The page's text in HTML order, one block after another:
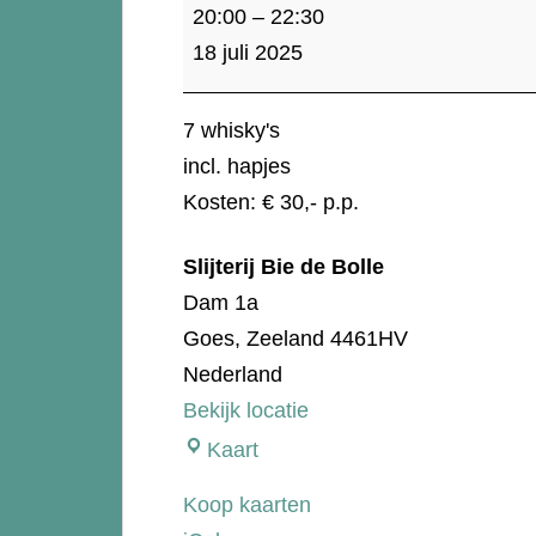
Whisky
proeverij
20:00 – 22:30
18 juli 2025
7 whisky's
incl. hapjes
Kosten: € 30,- p.p.
Slijterij Bie de Bolle
Dam 1a
Goes, Zeeland 4461HV
Nederland
Bekijk locatie
KaartSlijterij
de
Koop kaarten